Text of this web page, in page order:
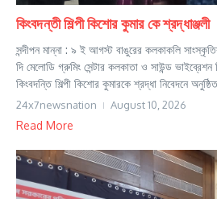
কিংবদন্তী শিল্পী কিশোর কুমার কে শ্রদ্ধাঞ্জলী
সন্দীপন মান্না : ৯ ই আগস্ট বাঙুরের কলকাকলি
দি মেলোডি গ্রুমিং সেন্টার কলকাতা ও সাউন্ড
কিংবদন্তি শিল্পী কিশোর কুমারকে শ্রদ্ধা নিবেদনে
24x7newsnation August 10, 2026
Read More